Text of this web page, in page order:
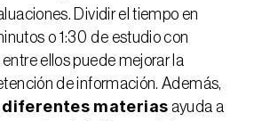
o 1:30 de estudio con
ellos puede mejorar la
materias ayuda a